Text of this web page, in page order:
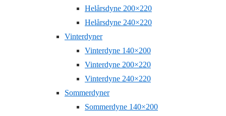
Helårsdyne 200×220
Helårsdyne 240×220
Vinterdyner
Vinterdyne 140×200
Vinterdyne 200×220
Vinterdyne 240×220
Sommerdyner
Sommerdyne 140×200